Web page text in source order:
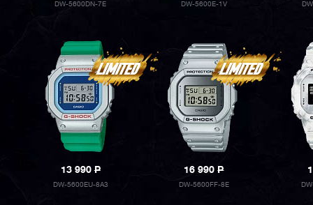
DW-5600DN-7E DW-5600E-1V
13 990P
DW-5600EU-8A3
16 990P
DW-5600FF-8E